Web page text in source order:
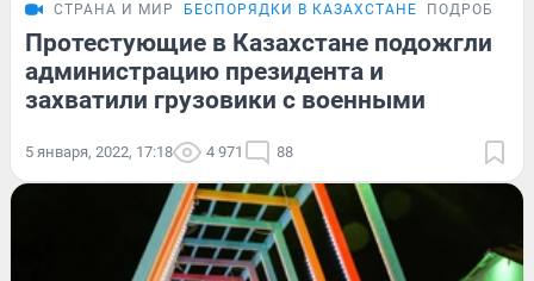
СТРАНА И МИР БЕСПОРЯДКИ В КАЗАХСТАНЕ
Протестующие в Казахстане подожгли
администрацию президента и
захватили грузовики с военными
5 января, 2022, 17:18 4 971 88